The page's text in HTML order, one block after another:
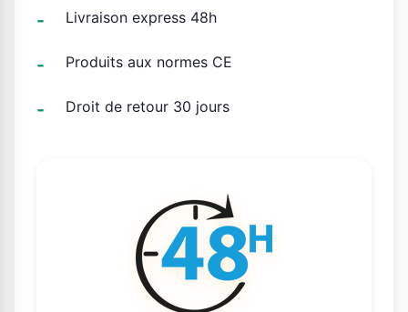
Livraison express 48h
Produits aux normes CE
Droit de retour 30 jours